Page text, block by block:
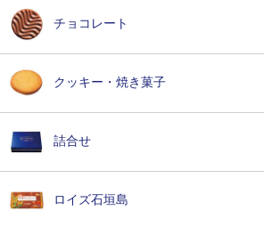
チョコレート
クッキー・焼き菓子
詰合せ
ロイズ石垣島